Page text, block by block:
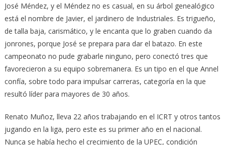
José Méndez, y el Méndez no es casual, en su árbol genealógico
está el nombre de Javier, el jardinero de Industriales. Es trigueño,
de talla baja, carismático, y le encanta que lo graben cuando da
jonrones, porque José se prepara para dar el batazo. En este
campeonato no pude grabarle ninguno, pero conectó tres que
favorecieron a su equipo sobremanera. Es un tipo en el que Annel
confía, sobre todo para impulsar carreras, categoría en la que
resultó líder para mayores de 30 años.
Renato Muñoz, lleva 22 años trabajando en el ICRT y otros tantos
jugando en la liga, pero este es su primer año en el nacional.
Nunca se había hecho el crecimiento de la UPEC, condición